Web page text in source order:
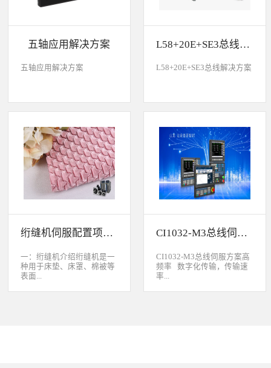
五轴应用解决方案
五轴应用解决方案
L58+20E+SE3总线解决方案
L58+20E+SE3总线解决方案
绗缝机伺服配置项目介绍
一：绗缝机介绍绗缝机是一
种用于床垫、床罩、棉被等
表面...
CI1032-M3总线伺服方案
CI1032-M3总线伺服方案高
频率 数字化传输，传输速
率...